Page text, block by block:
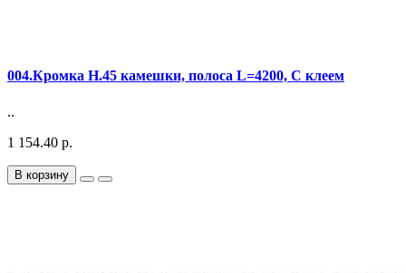
004.Кромка Н.45 камешки, полоса L=4200, С клеем
..
1 154.40 р.
В корзину